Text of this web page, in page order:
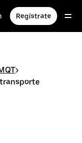
Regístrate
>